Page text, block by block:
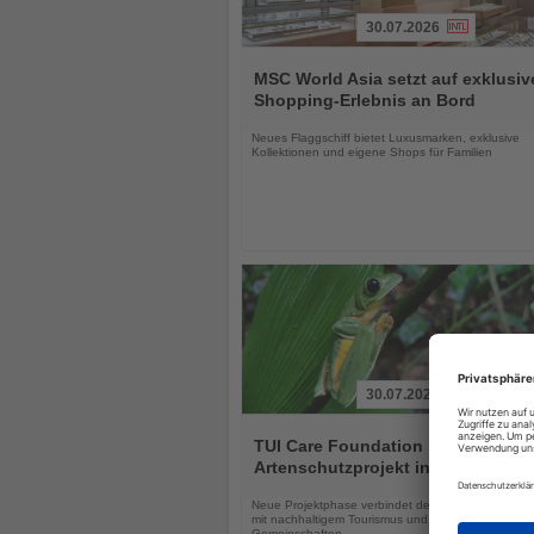
Sie
die
Nachrichten
30.07.2026
MSC World Asia setzt auf
Shopping-Erlebnis an Bord
Neues Flaggschiff bietet Luxusmarken, exklusive
Kollektionen und eigene Shops für Familien
Sie
die
30.07.2026
TUI Care Foundation baut
Artenschutzprojekt in Costa Rica
Neue Projektphase verbindet den Schutz bedrohter
mit nachhaltigem Tourismus und der Stärkung